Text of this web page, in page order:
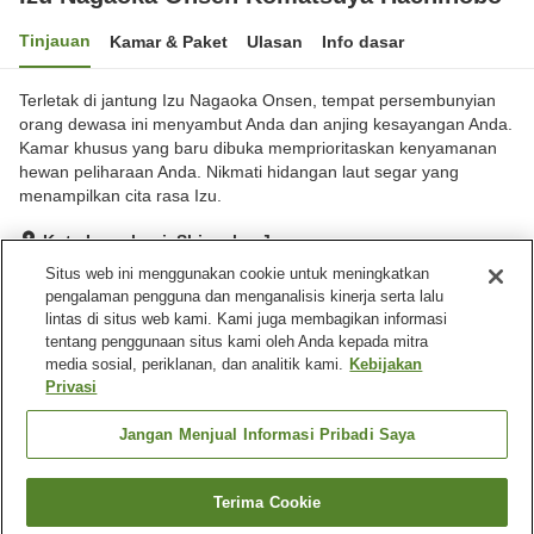
Tinjauan Kamar & Paket Ulasan Info dasar
Terletak di jantung Izu Nagaoka Onsen, tempat persembunyian
orang dewasa ini menyambut Anda dan anjing kesayangan Anda.
Kamar khusus yang baru dibuka memprioritaskan kenyamanan
hewan peliharaan Anda. Nikmati hidangan laut segar yang
menampilkan cita rasa Izu.
Kota Izunokuni, Shizuoka, Jepang
Lihat di peta
Hebat Ulasan:271
Fasilitas properti
Tempat parkir
Spa / Salon kecantikan
Kafe
Cari kamar
Situs web ini menggunakan cookie untuk meningkatkan
pengalaman pengguna dan menganalisis kinerja serta lalu
lintas di situs web kami. Kami juga membagikan informasi
tentang penggunaan situs kami oleh Anda kepada mitra
media sosial, periklanan, dan analitik kami. Kebijakan
Privasi
Jangan Menjual Informasi Pribadi Saya
Terima Cookie